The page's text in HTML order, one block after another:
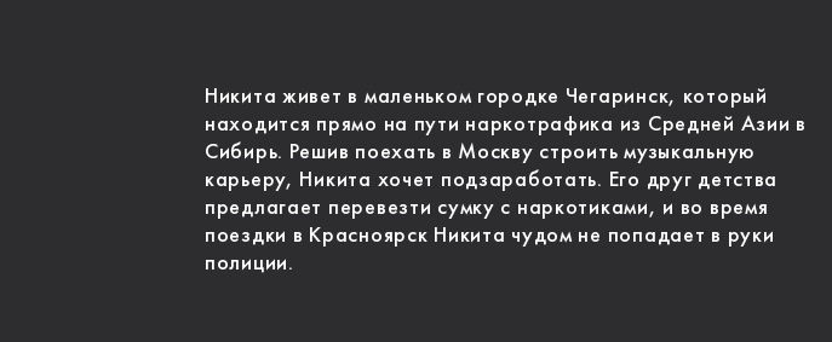
Никита живет в маленьком городке Чегаринск, который
находится прямо на пути наркотрафика из Средней Азии в
Сибирь. Решив поехать в Москву строить музыкальную
карьеру, Никита хочет подзаработать. Его друг детства
предлагает перевезти сумку с наркотиками, и во время
поездки в Красноярск Никита чудом не попадает в руки
полиции.